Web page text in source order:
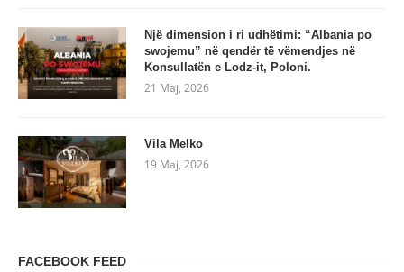
Një dimension i ri udhëtimi: “Albania po
swojemu” në qendër të vëmendjes në
Konsullatën e Lodz-it, Poloni.
21 Maj, 2026
Vila Melko
19 Maj, 2026
FACEBOOK FEED